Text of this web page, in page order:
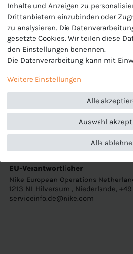
Verschluss: Pull On
100% Polyester
Modellnummer: BV6865
Standard Passform
Angewinkelte Nähte an den Seiten
uneingeschränkte
BV6865
Nike
EU-Verantwortlicher
Nike European Operations
1213 NL Hilversum , Niederlande,
serviceinfo.de@nike.com
Inhalte und Anzeigen zu
Drittanbietern einzubinden oder
zu analysieren. Die
gesetzte Cookies. Wir teilen diese
den Einstellungen benennen.
Die Datenverarbeitung kann mit
erteilt oder abgelehnt werden. Es
einzuwilligen und die Einwilligung
Zeitpunkt zu ändern oder zu
Impressumund weitere Hinweise
personenbezogener Daten in unserer
Weitere Einstellungen
Alle
Alle
Auswahl